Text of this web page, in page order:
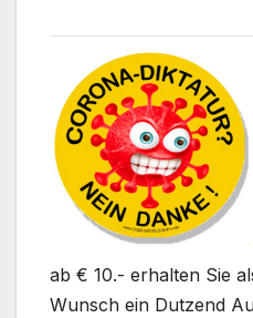
ab € 10.- erhalten Sie
Wunsch ein Dutzend